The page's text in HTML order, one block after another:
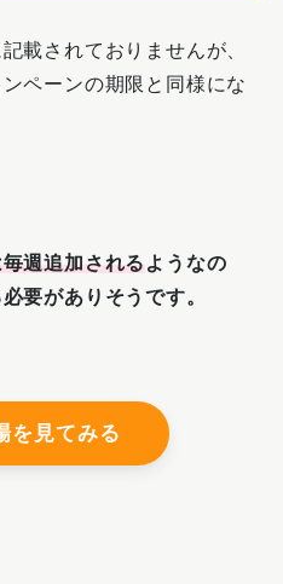
載されておりませんが、
ペーンの期限と同様にな
週追加される ようなの
要がありそうです。
を見てみる